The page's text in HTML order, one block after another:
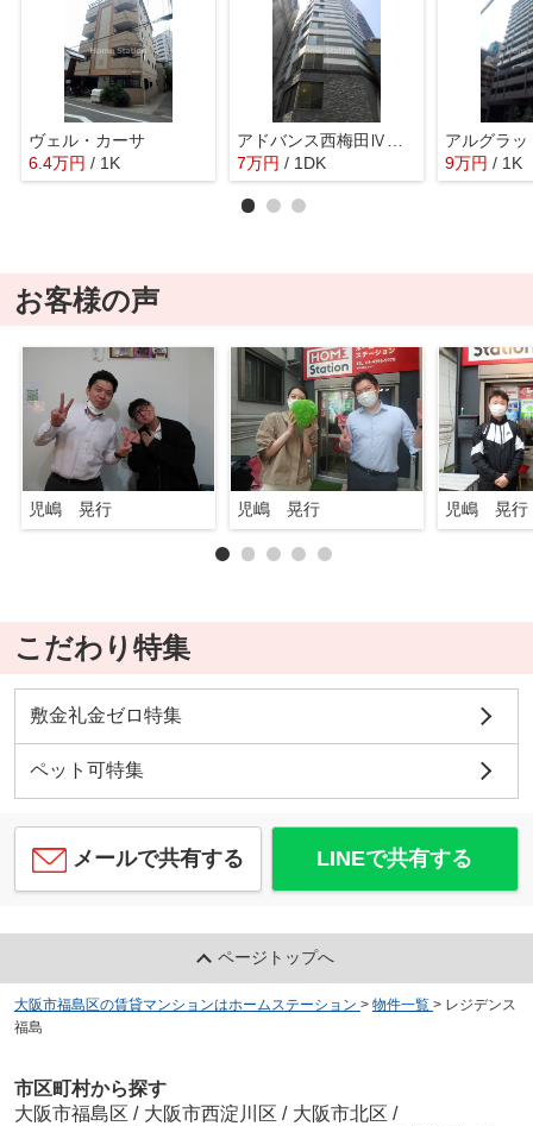
ヴェル・カーサ
6.4万円 / 1K
7万円 / 1DK 9万円 / 1K
お客様の声
児嶋 晃行 児嶋 晃行 児嶋 晃行
こだわり特集
敷金礼金ゼロ特集
ペット可特集
メールで共有する LINEで共有する
ページトップへ
大阪市福島区の賃貸マンションはホームステーション > 物件一覧 > レジデンス
福島
市区町村から探す
大阪市福島区 / 大阪市西淀川区 / 大阪市北区 /